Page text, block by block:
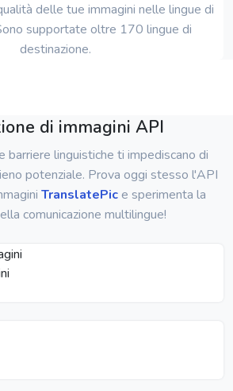
delle tue immagini nelle lingue di
supportate oltre 170 lingue di
destinazione.
di immagini API
barriere linguistiche ti impediscano di
potenziale. Prova oggi stesso l'API
TranslatePic e sperimenta la
comunicazione multilingue!